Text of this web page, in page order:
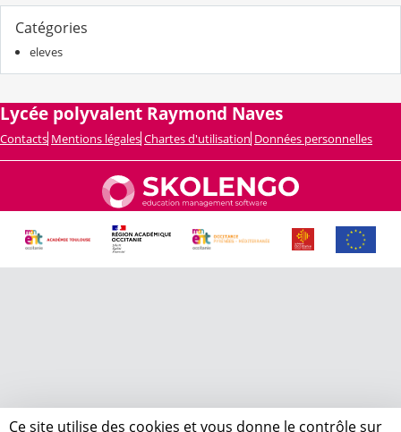
Catégories
eleves
Lycée polyvalent Raymond Naves
Contacts Mentions légales Chartes d'utilisation Données personnelles
Ce site utilise des cookies et vous donne le contrôle sur